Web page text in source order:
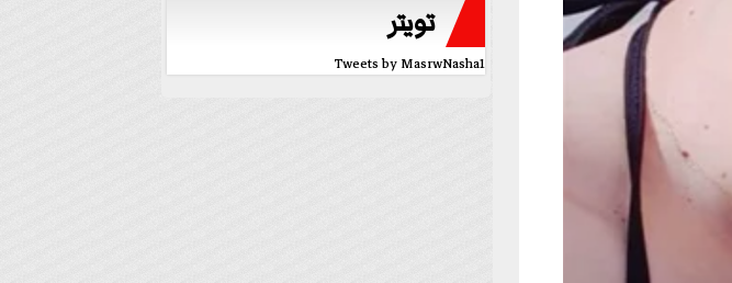
تويتر
Tweets by MasrwNasha1